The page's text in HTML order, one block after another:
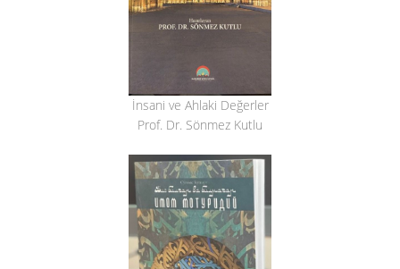
İnsani ve Ahlaki Değerler
Prof. Dr. Sönmez Kutlu